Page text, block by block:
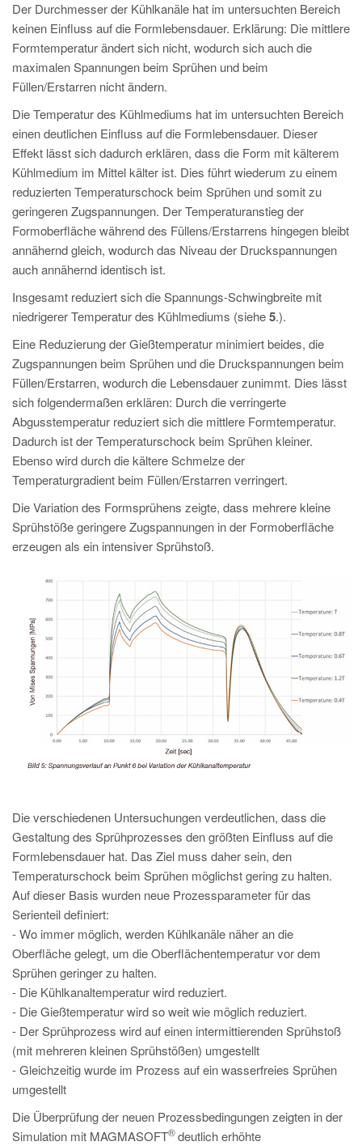
Der Durchmesser der Kühlkanäle hat im untersuchten Bereich
keinen Einfluss auf die Formlebensdauer. Erklärung: Die mittlere
Formtemperatur ändert sich nicht, wodurch sich auch die
maximalen Spannungen beim Sprühen und beim
Füllen/Erstarren nicht ändern.
Die Temperatur des Kühlmediums hat im untersuchten Bereich
einen deutlichen Einfluss auf die Formlebensdauer. Dieser
Effekt lässt sich dadurch erklären, dass die Form mit kälterem
Kühlmedium im Mittel kälter ist. Dies führt wiederum zu einem
reduzierten Temperaturschock beim Sprühen und somit zu
geringeren Zugspannungen. Der Temperaturanstieg der
Formoberfläche während des Füllens/Erstarrens hingegen bleibt
annähernd gleich, wodurch das Niveau der Druckspannungen
auch annähernd identisch ist.
Insgesamt reduziert sich die Spannungs-Schwingbreite mit
niedrigerer Temperatur des Kühlmediums (siehe5.).
Eine Reduzierung der Gießtemperatur minimiert beides, die
Zugspannungen beim Sprühen und die Druckspannungen beim
Füllen/Erstarren, wodurch die Lebensdauer zunimmt. Dies lässt
sich folgendermaßen erklären: Durch die verringerte
Abgusstemperatur reduziert sich die mittlere Formtemperatur.
Dadurch ist der Temperaturschock beim Sprühen kleiner.
Ebenso wird durch die kältere Schmelze der
Temperaturgradient beim Füllen/Erstarren verringert.
Die Variation des Formsprühens zeigte, dass mehrere kleine
Sprühstöße geringere Zugspannungen in der Formoberfläche
erzeugen als ein intensiver Sprühstoß.
Die verschiedenen Untersuchungen verdeutlichen, dass die
Gestaltung des Sprühprozesses den größten Einfluss auf die
Formlebensdauer hat. Das Ziel muss daher sein, den
Temperaturschock beim Sprühen möglichst gering zu halten.
Auf dieser Basis wurden neue Prozessparameter für das
Serienteil definiert:
- Wo immer möglich, werden Kühlkanäle näher an die
Oberfläche gelegt, um die Oberflächentemperatur vor dem
Sprühen geringer zu halten.
- Die Kühlkanaltemperatur wird reduziert.
- Die Gießtemperatur wird so weit wie möglich reduziert.
- Der Sprühprozess wird auf einen intermittierenden Sprühstoß
(mit mehreren kleinen Sprühstößen) umgestellt
- Gleichzeitig wurde im Prozess auf ein wasserfreies Sprühen
umgestellt
Die Überprüfung der neuen Prozessbedingungen zeigten in der
Simulation mit MAGMASOFT
®deutlich erhöhte